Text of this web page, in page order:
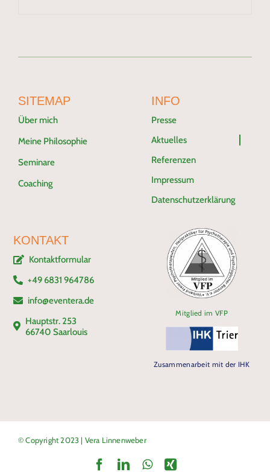
SITEMAP
Über mich
Meine Philosophie
Seminare
Coaching
INFO
Presse
Aktuelles
Referenzen
Impressum
Datenschutzerklärung
KONTAKT
Kontaktformular
+49 6831 964786
info@eventera.de
Hauptstr. 253
66740 Saarlouis
Mitglied im VFP
Zusammenarbeit mit der IHK
© Copyright 2023 | Vera Linnenweber